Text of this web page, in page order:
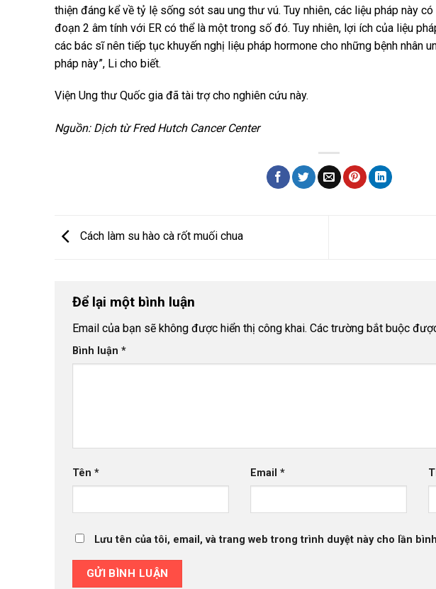
thiện đáng kể về tỷ lệ sống sót sau ung thư vú. Tuy nhiên, các liệu pháp này
đoạn 2 âm tính với ER có thể là một trong số đó. Tuy nhiên, lợi ích của liệu
các bác sĩ nên tiếp tục khuyến nghị liệu pháp hormone cho những bệnh nhân
pháp này”, Li cho biết.
Viện Ung thư Quốc gia đã tài trợ cho nghiên cứu này.
Nguồn: Dịch từ Fred Hutch Cancer Center
Cách làm su hào cà rốt muối chua
Để lại một bình luận
Email của bạn sẽ không được hiển thị công khai. Các trường bắt buộc
Bình luận *
Tên * Email*
Lưu tên của tôi, email, và trang web trong trình duyệt này cho lần